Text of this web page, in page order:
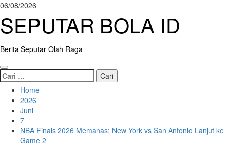
Skip
content
06/08/2026
SEPUTAR BOLA ID
Berita Seputar Olah Raga
Primary
Menu
Cari
untuk:
Home
2026
Juni
7
NBA Finals 2026 Memanas: New York vs San Antonio Lanjut ke
Game 2